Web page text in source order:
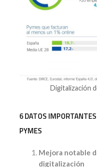
Digitalización
6 DATOS
PYMES
Mejora notable
digitalización